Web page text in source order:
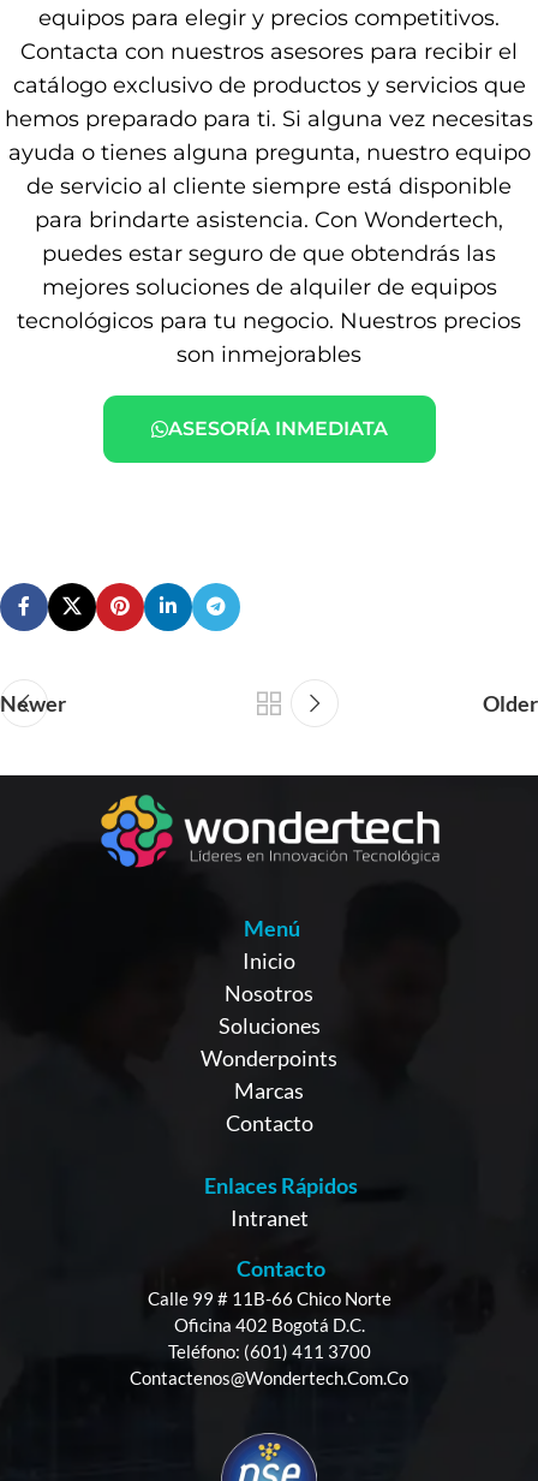
equipos para elegir y precios competitivos.
Contacta con nuestros asesores para recibir el
catálogo exclusivo de productos y servicios que
hemos preparado para ti. Si alguna vez necesitas
ayuda o tienes alguna pregunta, nuestro equipo
de servicio al cliente siempre está disponible
para brindarte asistencia. Con Wondertech,
puedes estar seguro de que obtendrás las
mejores soluciones de alquiler de equipos
tecnológicos para tu negocio. Nuestros precios
son inmejorables
ASESORÍA INMEDIATA
Newer Older
Menú
Inicio
Nosotros
Soluciones
Wonderpoints
Marcas
Contacto
Enlaces Rápidos
Intranet
Contacto
Calle 99 # 11B-66 Chico Norte
Oficina 402 Bogotá D.C.
Teléfono: (601) 411 3700
Contactenos@wondertech.com.co